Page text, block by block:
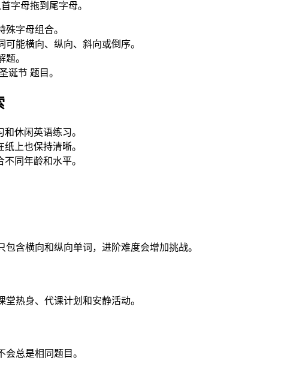
字母拖到尾字母。
字母组合。
能横向、纵向、斜向或倒序。
。
诞节 题目。
休闲英语练习。
上也保持清晰。
同年龄和水平。
含横向和纵向单词，进阶难度会增加挑战。
热身、代课计划和安静活动。
总是相同题目。